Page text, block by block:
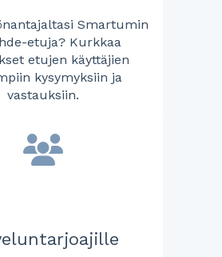
Smartumin
etuja? Kurkkaa
etujen käyttäjien
kysymyksiin ja
vastauksiin.